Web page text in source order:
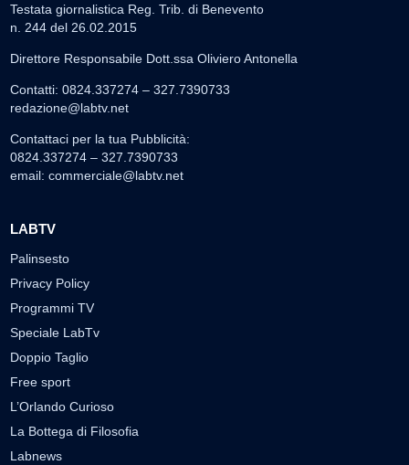
Testata giornalistica Reg. Trib. di Benevento
n. 244 del 26.02.2015
Direttore Responsabile Dott.ssa Oliviero Antonella
Contatti: 0824.337274 – 327.7390733
redazione@labtv.net
Contattaci per la tua Pubblicità:
0824.337274 – 327.7390733
email: commerciale@labtv.net
LABTV
Palinsesto
Privacy Policy
Programmi TV
Speciale LabTv
Doppio Taglio
Free sport
L’Orlando Curioso
La Bottega di Filosofia
Labnews